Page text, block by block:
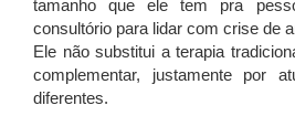
tamanho que ele tem pra
consultório para lidar com crise de
Ele não substitui a terapia
complementar, justamente por
diferentes.